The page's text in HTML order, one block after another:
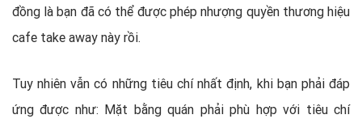
đồng là bạn đã có thể được phép nhượng quyền thương hiệu
cafe take away này rồi.
Tuy nhiên vẫn có những tiêu chí nhất định, khi bạn phải đáp
ứng được như: Mặt bằng quán phải phù hợp với tiêu chí